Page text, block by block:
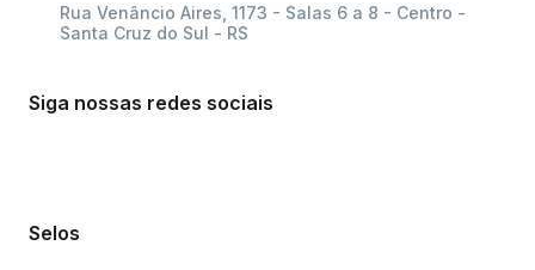
Rua Venâncio Aires, 1173 - Salas 6 a 8 - Centro -
Santa Cruz do Sul - RS
Siga nossas redes sociais
Selos